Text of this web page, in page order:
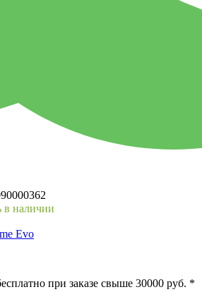
в наличии
Evo
при заказе свыше 30000 руб. *